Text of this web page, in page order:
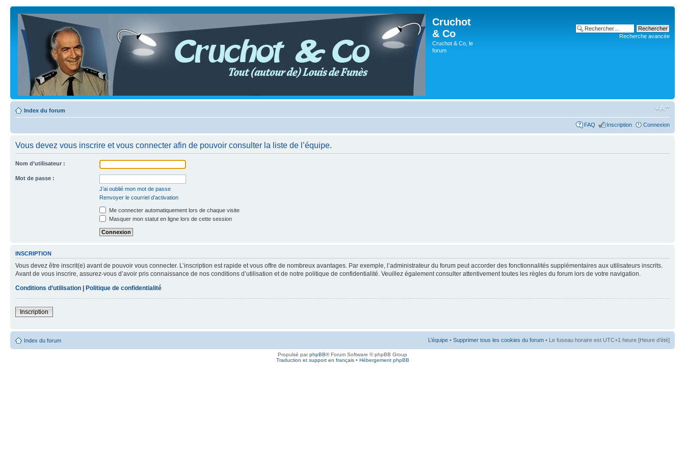
Cruchot
& Co
Cruchot & Co, le
forum
Recherche avancée
Index du forum
FAQ Inscription Connexion
Vous devez vous inscrire et vous connecter afin de pouvoir consulter la liste de l’équipe.
Nom d’utilisateur :
Mot de passe :
J’ai oublié mon mot de passe
Renvoyer le courriel d’activation
Me connecter automatiquement lors de chaque visite
Masquer mon statut en ligne lors de cette session
INSCRIPTION
Vous devez être inscrit(e) avant de pouvoir vous connecter. L’inscription est rapide et vous offre de nombreux avantages. Par exemple, l’administrateur du forum peut accorder des fonctionnalités supplémentaires aux utilisateurs inscrits.
Avant de vous inscrire, assurez-vous d’avoir pris connaissance de nos conditions d’utilisation et de notre politique de confidentialité. Veuillez également consulter attentivement toutes les règles du forum lors de votre navigation.
Conditions d’utilisation | Politique de confidentialité
Inscription
Index du forum L’équipe • Supprimer tous les cookies du forum • Le fuseau horaire est UTC+1 heure [Heure d’été]
Propulsé parphpBB® Forum Software © phpBB Group
Traduction et support en français• Hébergement phpBB